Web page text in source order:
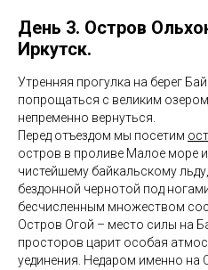
День 3. Остров
Иркутск.
Утренняя прогулка на берег
попрощаться с великим
непременно вернуться.
Перед отъездом мы посетим
остров в проливе Малое море
чистейшему байкальскому
бездонной чернотой под
бесчисленным множеством
Остров Огой – место силы на
просторов царит особая
уединения. Недаром именно на